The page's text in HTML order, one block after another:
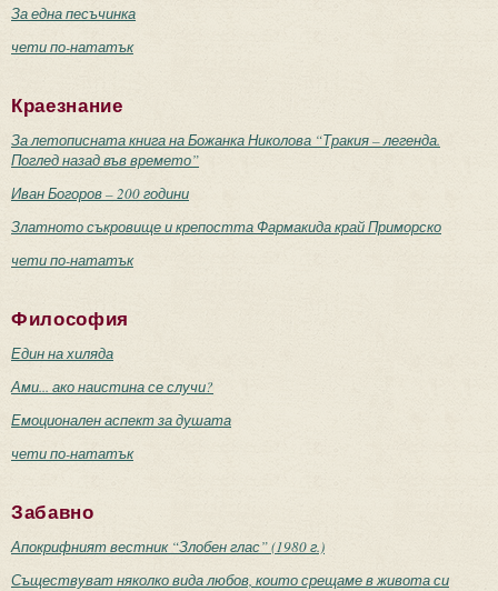
За една песъчинка
чети по-нататък
Краезнание
За летописната книга на Божанка Николова “Тракия – легенда.
Поглед назад във времето”
Иван Богоров – 200 години
Златното съкровище и крепостта Фармакида край Приморско
чети по-нататък
Философия
Един на хиляда
Ами... ако наистина се случи?
Емоционален аспект за душата
чети по-нататък
Забавно
Апокрифният вестник “Злобен глас” (1980 г.)
Съществуват няколко вида любов, които срещаме в живота си